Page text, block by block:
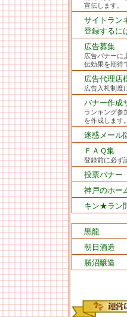
宣伝します。
サイトラン
登録するに
広告募集
広告バナーに
伝効果を期待
広告代理店
広告入札制度
バナー作成
ランキング参
を作成します。
迷惑メール
ＦＡＱ集
登録前に必ず
投票バナー
神戸のホー
キン★ラン
黒龍
朝日酒造
勝沼醸造